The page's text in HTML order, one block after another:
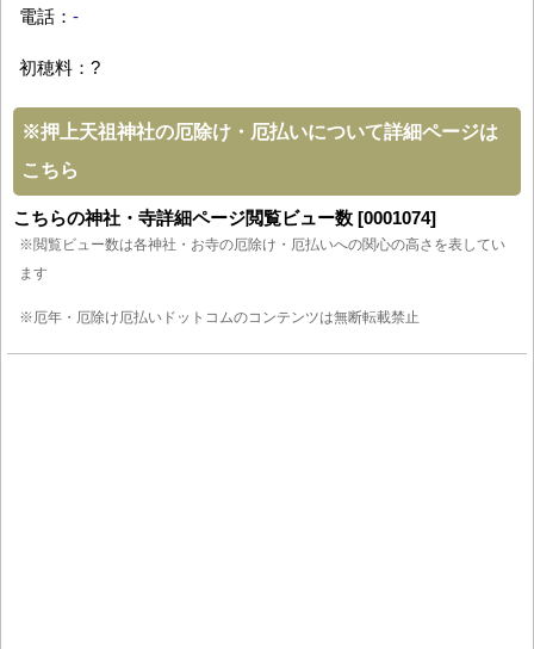
電話： -
初穂料：?
※押上天祖神社の厄除け・厄払いについて詳細ページは
こちら
こちらの神社・寺詳細ページ閲覧ビュー数 [0001074]
※閲覧ビュー数は各神社・お寺の厄除け・厄払いへの関心の高さを表してい
ます
※厄年・厄除け厄払いドットコムのコンテンツは無断転載禁止